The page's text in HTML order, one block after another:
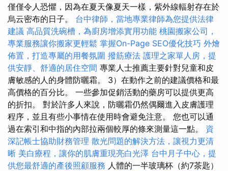
僅僅令人恐懼，因為在夏天像夏天一樣，紫外線輻射存在於
烏云密布的日子。 台中律師，當地專業律師為您提供法律
建議 高品質洗碗槽，為廚房增添實用功能 桃園搬家公司，
專業服務讓你搬家更輕鬆 掌握On-Page SEO優化技巧 外燴
佈置，打造專屬的用餐氛圍 撥筋療法 護理之家單人房，提
供安靜、舒適的居住空間 專業人士推薦主要針對兒童和皮
膚敏感的人的身體防曬霜。 3）在動作之前的建議價格和最
高價格的百分比。 一些參加促銷活動的藥房可以提供更高
的折扣。 對於許多人來說，防曬霜仍然偶爾進入皮膚護理
程序，並且有些小事情在使用時會避免注意。 您也可以通
過在索引和中指的內部拉兩個較厚的條來測量這一點。 資
深記帳士協助財務管理 散光問題的解決方法，讓視力更清
晰 美白療程，讓你的肌膚重現亮白光澤 台中月子中心，提
供您最舒適的產後照顧服務 人體的一半玻璃杯（約7茶匙）